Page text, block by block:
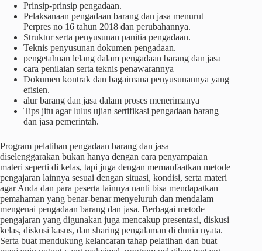
Prinsip-prinsip pengadaan.
Pelaksanaan pengadaan barang dan jasa menurut
Perpres no 16 tahun 2018 dan perubahannya.
Struktur serta penyusunan panitia pengadaan.
Teknis penyusunan dokumen pengadaan.
pengetahuan lelang dalam pengadaan barang dan jasa
cara penilaian serta teknis penawarannya
Dokumen kontrak dan bagaimana penyusunannya yang
efisien.
alur barang dan jasa dalam proses menerimanya
Tips jitu agar lulus ujian sertifikasi pengadaan barang
dan jasa pemerintah.
Program pelatihan pengadaan barang dan jasa
diselenggarakan bukan hanya dengan cara penyampaian
materi seperti di kelas, tapi juga dengan memanfaatkan metode
pengajaran lainnya sesuai dengan situasi, kondisi, serta materi
agar Anda dan para peserta lainnya nanti bisa mendapatkan
pemahaman yang benar-benar menyeluruh dan mendalam
mengenai pengadaan barang dan jasa. Berbagai metode
pengajaran yang digunakan juga mencakup presentasi, diskusi
kelas, diskusi kasus, dan sharing pengalaman di dunia nyata.
Serta buat mendukung kelancaran tahap pelatihan dan buat